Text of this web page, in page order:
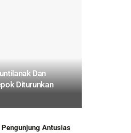
Dan
Diturunkan
Antusias